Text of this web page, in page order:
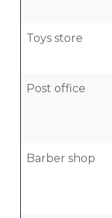
Toys store
Post office
Barber shop